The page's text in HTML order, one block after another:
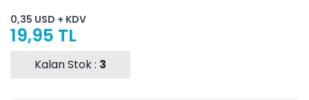
0,35 USD + KDV
19,95 TL
Kalan Stok : 3